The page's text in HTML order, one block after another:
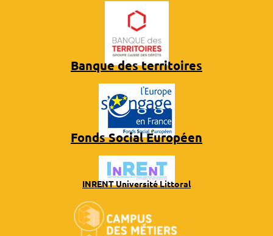
Banque des territoires
Fonds Social Européen
INRENT Université Littoral